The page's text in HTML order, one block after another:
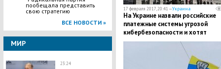
пообещала представить
свою стратегию
ВСЕ НОВОСТИ »
МИР
23:24
17 февраля 2017, 20:41 —Украина
На Украине назвали российские
платежные системы угрозой
кибербезопасности и хотят
запретить их работу